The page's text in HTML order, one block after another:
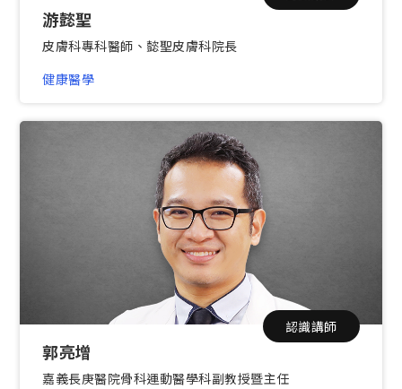
游懿聖
皮膚科專科醫師、懿聖皮膚科院長
健康醫學
認識講師
郭亮增
嘉義長庚醫院骨科運動醫學科副教授暨主任